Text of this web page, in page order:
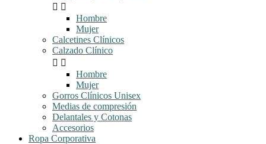
 
Hombre
Mujer
Calcetines Clínicos
Calzado Clínico
 
Hombre
Mujer
Gorros Clínicos Unisex
Medias de compresión
Delantales y Cotonas
Accesorios
Ropa Corporativa